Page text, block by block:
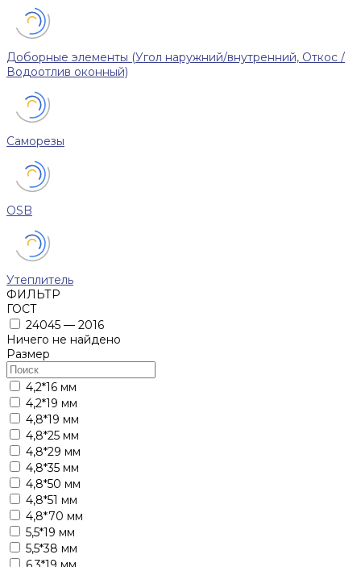
Доборные элементы (Угол наружний/внутренний, Откос /
Водоотлив оконный)
Саморезы
OSB
Утеплитель
ФИЛЬТР
ГОСТ
24045 — 2016
Ничего не найдено
Размер
4,2*16 мм
4,2*19 мм
4,8*19 мм
4,8*25 мм
4,8*29 мм
4,8*35 мм
4,8*50 мм
4,8*51 мм
4,8*70 мм
5,5*19 мм
5,5*38 мм